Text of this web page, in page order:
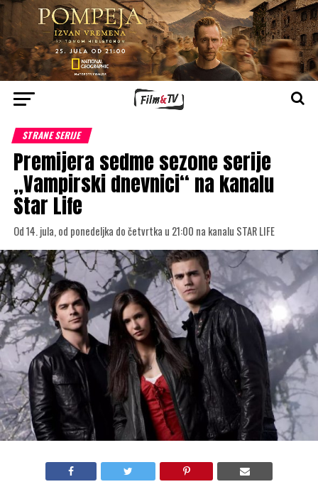
STRANE SERIJE
Premijera sedme sezone serije
„Vampirski dnevnici“ na kanalu
Star Life
Od 14. jula, od ponedeljka do četvrtka u 21:00 na kanalu STAR LIFE